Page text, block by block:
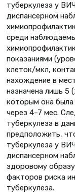
туберкулеза у
диспансерном
среди
показаниями
клеток/мкл,
нахождение в
назначена лишь 5
которым она была
через 4–7 мес.
туберкулеза в
предположить,
туберкулеза у
диспансерном
здоровому
факторов риска
туберкулеза.